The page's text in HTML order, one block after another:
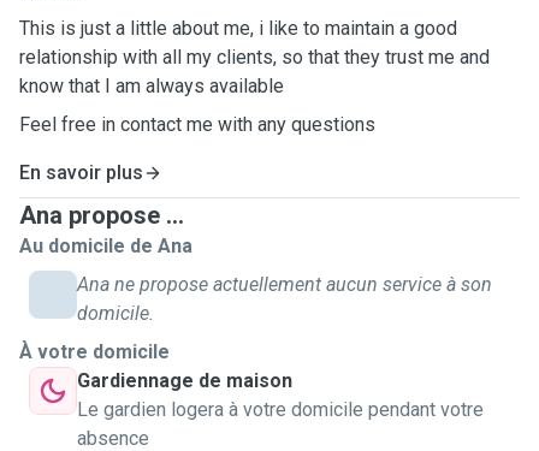
This is just a little about me, i like to maintain a good
relationship with all my clients, so that they trust me and
know that I am always available
Feel free in contact me with any questions
En savoir plus
Ana propose ...
Au domicile de Ana
Ana ne propose actuellement aucun service à son
domicile.
À votre domicile
Gardiennage de maison
Le gardien logera à votre domicile pendant votre
absence